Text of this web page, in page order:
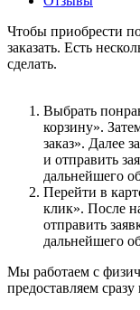
Чтобы приобрести
заказать. Есть
сделать.
Выбрать
корзину».
заказ». Далее
и отправить
дальнейшего
Перейти в
клик». После
отправить
дальнейшего
Мы работаем с
предоставляем